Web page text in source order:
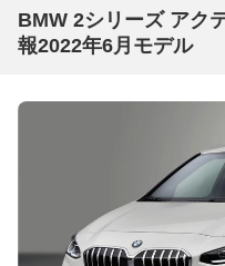
BMW 2シリーズ アク
報2022年6月モデル